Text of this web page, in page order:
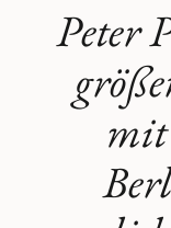
Peter
mit